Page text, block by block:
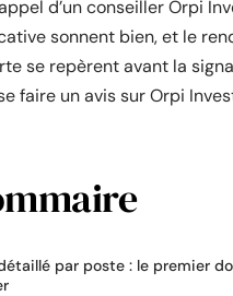
d’un conseiller Orpi
sonnent bien, et le
se repèrent avant la
faire un avis sur Orpi
par poste : le premier